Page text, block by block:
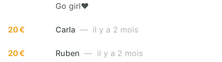
Go girl❤️
20 € Carla — il y a 2 mois
20 € Ruben — il y a 2 mois